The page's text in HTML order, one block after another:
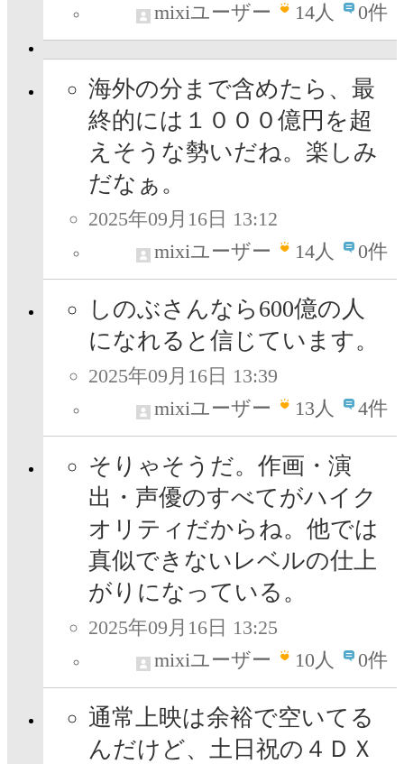
mixiユーザー
14人 0件
海外の分まで含めたら、最
終的には１０００億円を超
えそうな勢いだね。楽しみ
だなぁ。
2025年09月16日 13:12
mixiユーザー
14人 0件
しのぶさんなら600億の人
になれると信じています。
2025年09月16日 13:39
mixiユーザー
13人 4件
そりゃそうだ。作画・演
出・声優のすべてがハイク
オリティだからね。他では
真似できないレベルの仕上
がりになっている。
2025年09月16日 13:25
mixiユーザー
10人 0件
通常上映は余裕で空いてる
んだけど、土日祝の４ＤＸ